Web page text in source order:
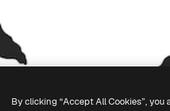
By clicking “Accept All Cookies”,